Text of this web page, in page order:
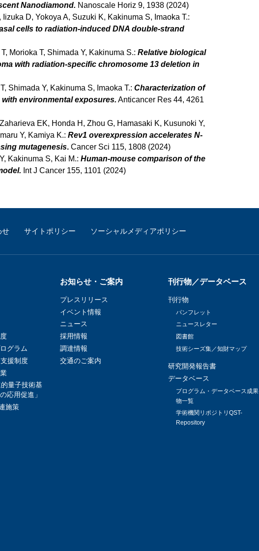
Nanodiamond. Nanoscale Horiz 9, 1938 (2024)
D, Yokoya A, Suzuki K, Kakinuma S, Imaoka T.:
cells to radiation-induced DNA double-strand
Morioka T, Shimada Y, Kakinuma S.: Relative biological
with radiation-specific chromosome 13 deletion in
Shimada Y, Kakinuma S, Imaoka T.: Characterization of
environmental exposures. Anticancer Res 44, 4261
EK, Honda H, Zhou G, Hamasaki K, Kusunoki Y,
Y, Kamiya K.: Rev1 overexpression accelerates N-
mutagenesis. Cancer Sci 115, 1808 (2024)
Kakinuma S, Kai M.: Human-mouse comparison of the
Int J Cancer 155, 1101 (2024)
せ サイトポリシー ソーシャルメディアポリシー
グラム
援制度
量子技術基
応用促進」
施策
お知らせ・ご案内
プレスリリース
イベント情報
ニュース
採用情報
調達情報
交通のご案内
刊行物／データベース
刊行物
パンフレット
ニュースレター
図書館
技術シーズ集／知財マップ
研究開発報告書
データベース
プログラム・データベース成果
物一覧
学術機関リポジトリQST-
Repository